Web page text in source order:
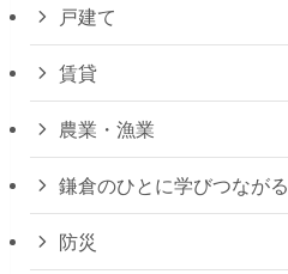
戸建て
賃貸
農業・漁業
鎌倉のひとに学びつながる
防災